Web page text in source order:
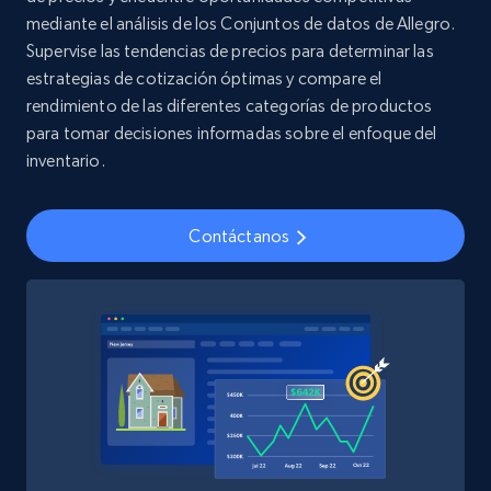
Youtube - Videos posts
URL, Title, Youtuber, Youtuber md5, Video url,
Video length, Likes, Views, and more.
Social media
8.1K+ 714+ Buy Now
Amazon Reviews
URL, Product name, Product rating, Product
rating object, Product rating max, Rating,
Author name, Asin, and more.
mediante el análisis de los Conjuntos de datos de Allegro.
Supervise las tendencias de precios para determinar las
estrategias de cotización óptimas y compare el
rendimiento de las diferentes categorías de productos
para tomar decisiones informadas sobre el enfoque del
inventario.
Contáctanos